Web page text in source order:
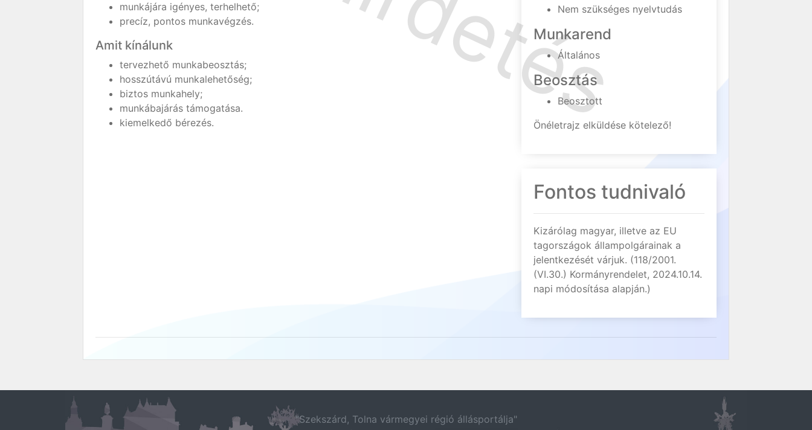
munkájára igényes, terhelhető;
precíz, pontos munkavégzés.
Amit kínálunk
tervezhető munkabeosztás;
hosszútávú munkalehetőség;
biztos munkahely;
munkábajárás támogatása.
kiemelkedő bérezés.
Nem szükséges nyelvtudás
Munkarend
Általános
Beosztás
Beosztott
Önéletrajz elküldése kötelező!
Fontos tudnivaló
Kizárólag magyar, illetve az EU
tagországok állampolgárainak a
jelentkezését várjuk. (118/2001.
(VI.30.) Kormányrendelet, 2024.10.14.
napi módosítása alapján.)
"Szekszárd, Tolna vármegyei régió állásportálja"